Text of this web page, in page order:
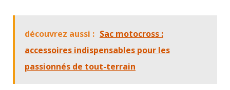
découvrez aussi : Sac motocross :
accessoires indispensables pour les
passionnés de tout-terrain